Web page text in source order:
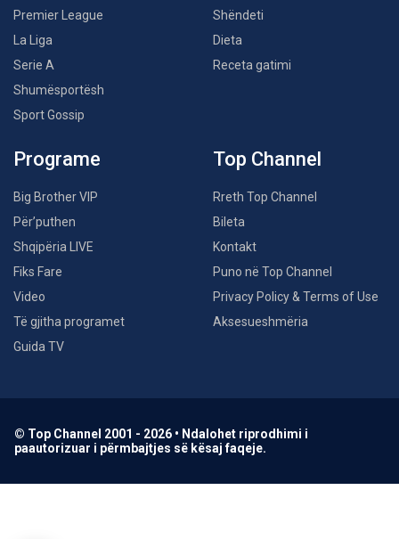
Premier League
La Liga
Serie A
Shumësportësh
Sport Gossip
Shëndeti
Dieta
Receta gatimi
Programe
Big Brother VIP
Për’puthen
Shqipëria LIVE
Fiks Fare
Video
Të gjitha programet
Guida TV
Top Channel
Rreth Top Channel
Bileta
Kontakt
Puno në Top Channel
Privacy Policy & Terms of Use
Aksesueshmëria
© Top Channel 2001 - 2026 • Ndalohet riprodhimi i
paautorizuar i përmbajtjes së kësaj faqeje.